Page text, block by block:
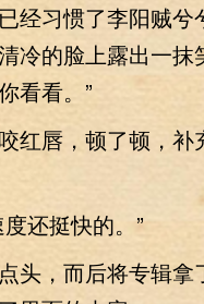
习惯了李阳贼兮
冷的脸上露出一
看看。”
，顿了顿，补
还挺快的。”
，而后将专辑拿